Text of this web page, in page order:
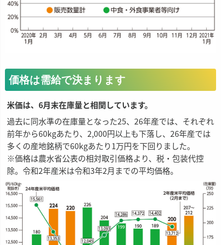
価格は需給で決まります
米価は、6月末在庫量と相関しています。
過去に同水準の在庫量となった25、26年産では、それぞれ
前年から60kgあたり、2,000円以上も下落し、26年産では
多くの産地銘柄で60kgあたり1万円を下回りました。
※価格は農水省公表の相対取引価格より、税・包装代控
除。令和2年産米は令和3年2月までの平均価格。